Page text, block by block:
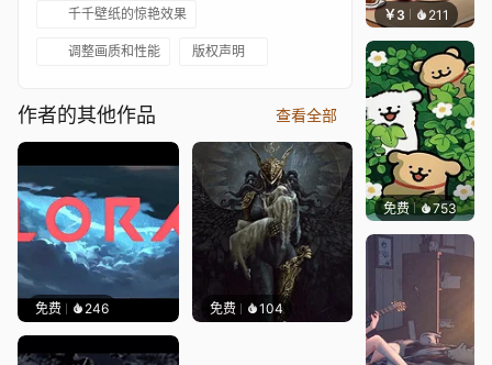
千千壁纸的惊艳效果
调整画质和性能 版权声明
作者的其他作品 查看全部
免费 246 免费 104
￥3 211 渔小小
免费 753渔小小